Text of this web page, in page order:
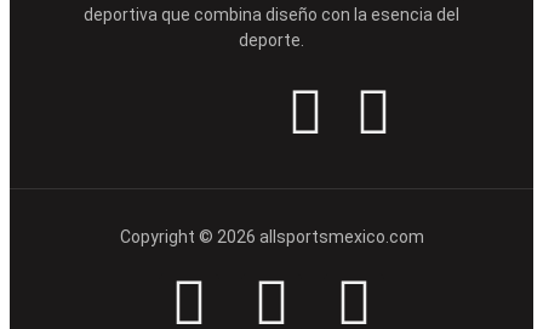
deportiva que combina diseño con la esencia del
deporte.
Copyright © 2026 allsportsmexico.com